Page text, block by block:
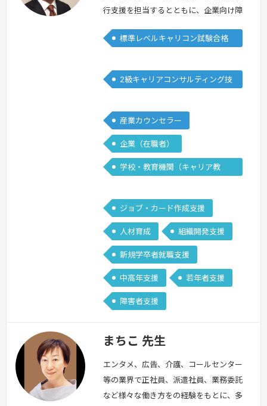
行支援を担当するとともに、企業向け障
しております。並行して中高生のキャリ
壇に立たせて頂いております。よろしく
お願い致します。続きを見る »
標準レベルキャリコン試験合格
2級キャリアコンサルティング技
産業カウンセラー
企業（在職者）
学校・教育機関（キャリア教
ジョブ・カード作成支援
人材育成 組織開発支援
新規学卒者就職支援
中高年支援 若年者支援
障害者支援
まちこ 先生
エンタメ、広告、介護、コールセンター
等の業界で正社員、派遣社員、業務委託
など様々な働き方をの経験をもとに、多